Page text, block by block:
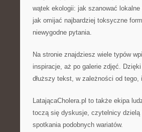
wątek ekologii: jak szanować
jak omijać najbardziej toksyczne
niewygodne pytania.
Na stronie znajdziesz wiele typów
inspiracje, aż po galerie zdjęć.
dłuższy tekst, w zależności od
LatającaCholera.pl to także ekipa
toczą się dyskusje, czytelnicy
spotkania podobnych wariatów.